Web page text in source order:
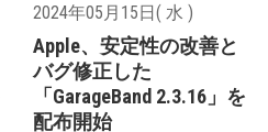
2024年05月15日( 水 )
Apple、安定性の改善と
バグ修正した
「GarageBand 2.3.16」を
配布開始